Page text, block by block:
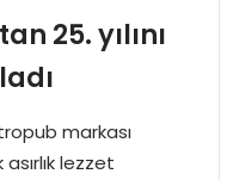
25. yılını
markası
lezzet